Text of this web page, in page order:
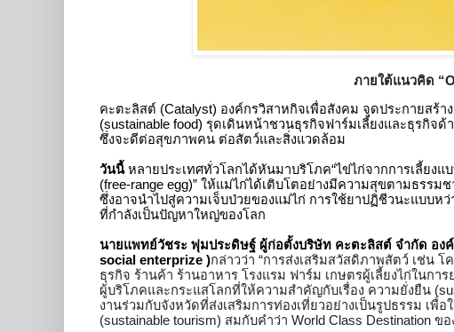
ภายใต้แนวคิด
คะตะลิสต์ (Catalyst) องค์กรวิสาหกิจเพื่อสังคม จุดประกายสร้
(sustainable food) รุดเดินหน้าชวนธุรกิจฟาร์มเลี้ยงและธุรกิจ
ซึ่งจะดีต่อสุขภาพคน ต่อสัตว์และสิ่งแวดล้อม
วันนี้ หลายประเทศทั่วโลกได้หันมาบริโภค“ไข่ไก่จากการเลี้ยงแ
(free-range egg)” ให้แม่ไก่ได้เติบโตอย่างมีความสุขตามธรร
ซึ่งอาจนำไปสู่ความเจ็บป่วยของแม่ไก่ การใช้ยาปฏิชีวนะแบบห
ที่กำลังเป็นปัญหาใหญ่ของโลก
นายแพทย์วัชระ พุ่มประดิษฐ์ ผู้ก่อตั้งบริษัท คะตะลิสต์ จำกัด อง
social enterprize )กล่าวว่า “การส่งเสริมสวัสดิภาพสัตว์ เช่น โ
ธุรกิจ ร้านค้า ร้านอาหาร โรงแรม ฟาร์ม เกษตรผู้เลี้ยงไก่ใน
ผู้บริโภคและกระแสโลกที่ให้ความสำคัญกับเรื่อง ความยั่งยืน
งานร่วมกับจังหวัดที่ส่งเสริมการท่องเที่ยวอย่างเป็นรูปธรรม เพื่
(sustainable tourism) สมกับคำว่า World Class Destination ขอ